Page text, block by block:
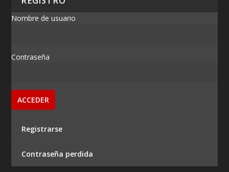
Nombre de usuario
Contraseña
Registrarse
Contraseña perdida